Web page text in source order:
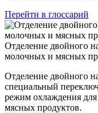
Перейти в глоссарий
Отделение двойного
молочных и мясных
Отделение двойного
специальный
режим охлаждения
мясных продуктов.